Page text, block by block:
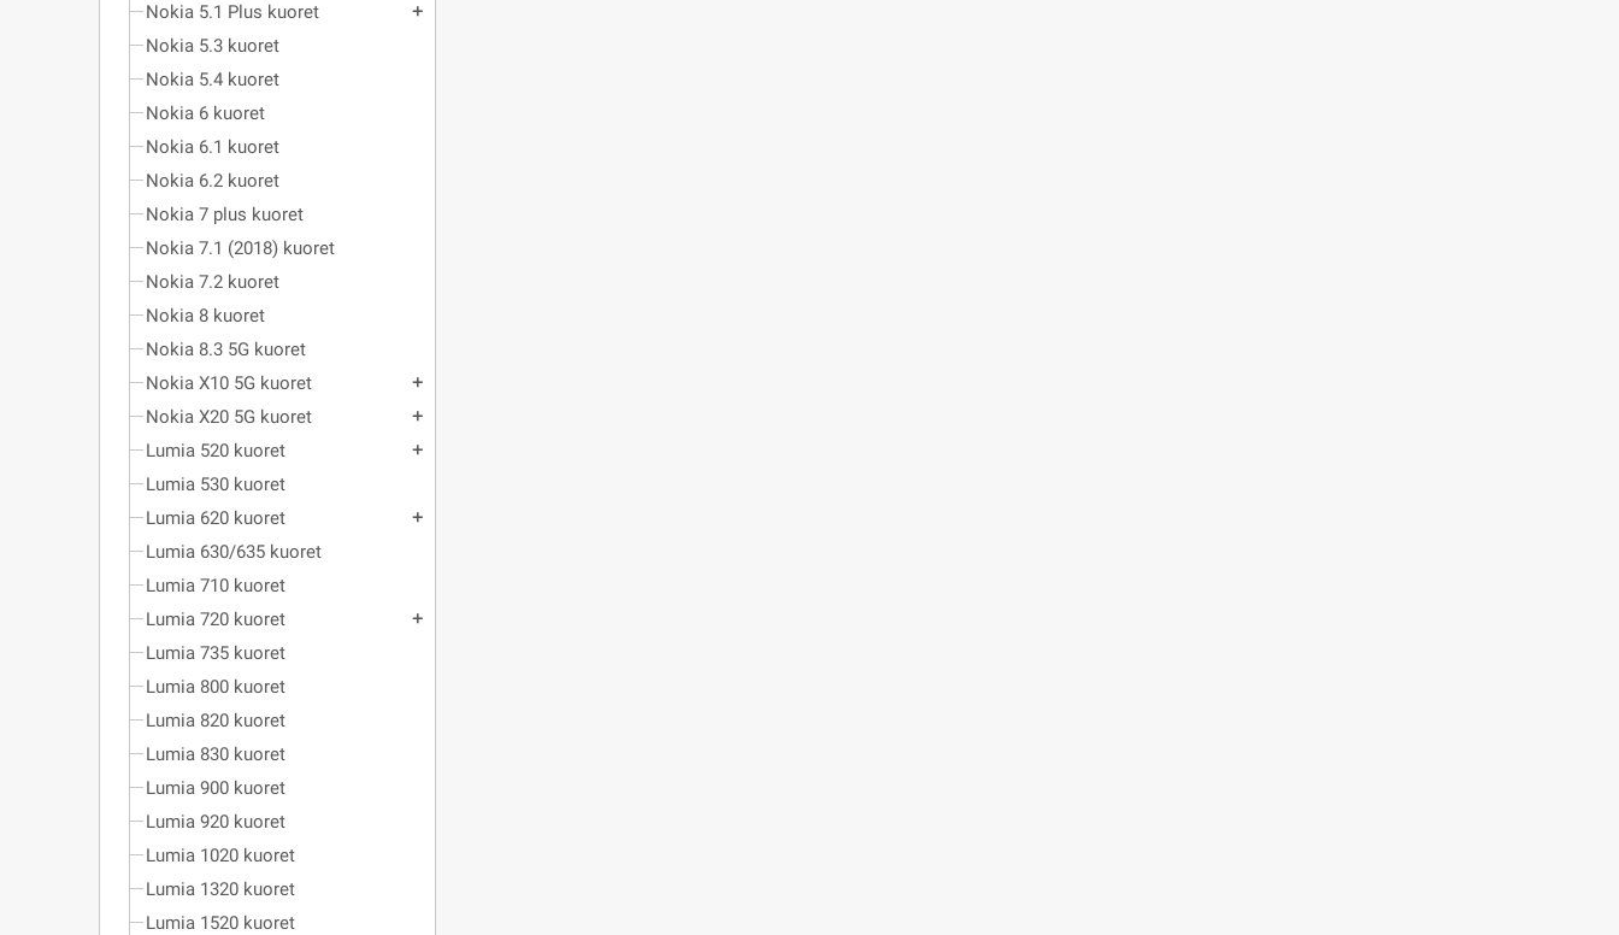
Nokia 5.1 Plus kuoret
add
Nokia 5.3 kuoret
Nokia 5.4 kuoret
Nokia 6 kuoret
Nokia 6.1 kuoret
Nokia 6.2 kuoret
Nokia 7 plus kuoret
Nokia 7.1 (2018) kuoret
Nokia 7.2 kuoret
Nokia 8 kuoret
Nokia 8.3 5G kuoret
Nokia X10 5G kuoret
add
Nokia X20 5G kuoret add
Lumia 520 kuoret add
Lumia 530 kuoret
Lumia 620 kuoret
add
Lumia 630/635 kuoret
Lumia 710 kuoret
Lumia 720 kuoret
add
Lumia 735 kuoret
Lumia 800 kuoret
Lumia 820 kuoret
Lumia 830 kuoret
Lumia 900 kuoret
Lumia 920 kuoret
Lumia 1020 kuoret
Lumia 1320 kuoret
Lumia 1520 kuoret